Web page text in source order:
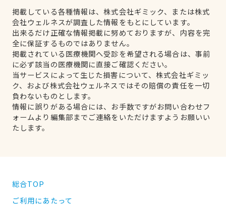
掲載している各種情報は、株式会社ギミック、または株式
会社ウェルネスが調査した情報をもとにしています。
出来るだけ正確な情報掲載に努めておりますが、内容を完
全に保証するものではありません。
掲載されている医療機関へ受診を希望される場合は、事前
に必ず該当の医療機関に直接ご確認ください。
当サービスによって生じた損害について、株式会社ギミッ
ク、および株式会社ウェルネスではその賠償の責任を一切
負わないものとします。
情報に誤りがある場合には、お手数ですがお問い合わせフ
ォームより編集部までご連絡をいただけますようお願いい
たします。
総合TOP
ご利用にあたって